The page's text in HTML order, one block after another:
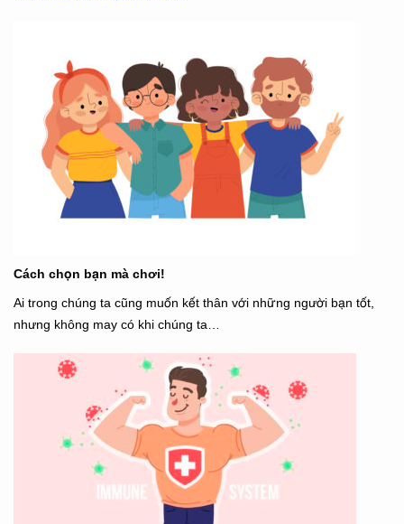
Cách chọn bạn mà chơi!
Ai trong chúng ta cũng muốn kết thân với những người bạn tốt,
nhưng không may có khi chúng ta…